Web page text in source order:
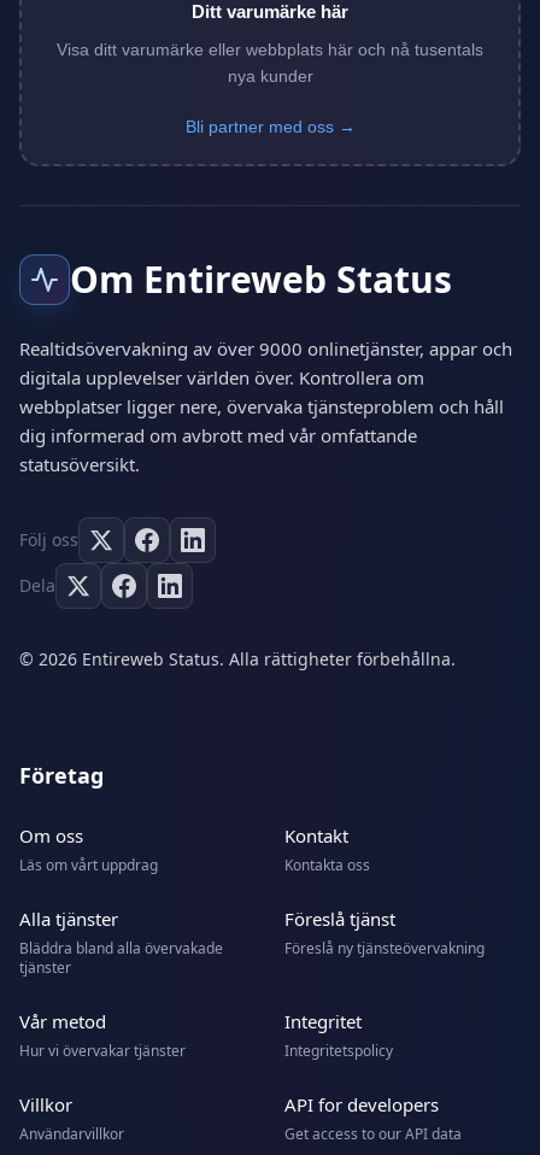
Ditt varumärke här
Visa ditt varumärke eller webbplats här och nå tusentals
nya kunder
Bli partner med oss →
Om Entireweb Status
Realtidsövervakning av över 9000 onlinetjänster, appar och
digitala upplevelser världen över. Kontrollera om
webbplatser ligger nere, övervaka tjänsteproblem och håll
dig informerad om avbrott med vår omfattande
statusöversikt.
Följ oss
Dela
© 2026 Entireweb Status. Alla rättigheter förbehållna.
Företag
Om oss
Läs om vårt uppdrag
Kontakt
Kontakta oss
Alla tjänster
Bläddra bland alla övervakade
tjänster
Föreslå tjänst
Föreslå ny tjänsteövervakning
Vår metod
Hur vi övervakar tjänster
Integritet
Integritetspolicy
Villkor
Användarvillkor
API for developers
Get access to our API data